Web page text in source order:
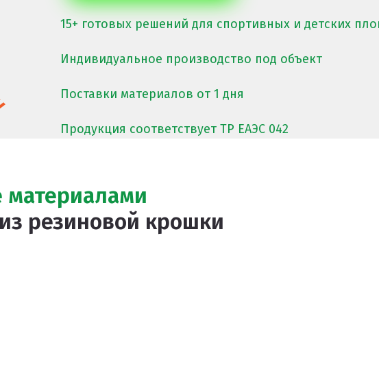
ДОРОЖЕК
15+ готовых решений для спортивных и детских
Индивидуальное производство под объект
Поставки материалов от 1 дня
Продукция соответствует ТР ЕАЭС 042
материалами
резиновой крошки